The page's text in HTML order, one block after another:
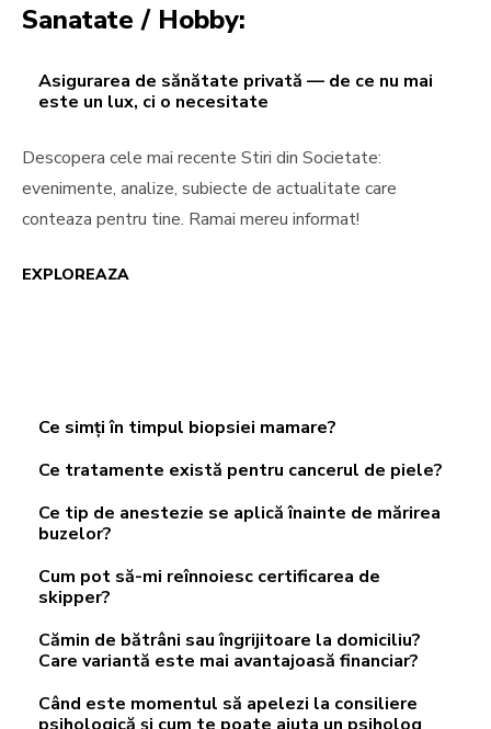
Sanatate / Hobby:
Asigurarea de sănătate privată — de ce nu mai
este un lux, ci o necesitate
Descopera cele mai recente Stiri din Societate:
evenimente, analize, subiecte de actualitate care
conteaza pentru tine. Ramai mereu informat!
EXPLOREAZA
Ce simți în timpul biopsiei mamare?
Ce tratamente există pentru cancerul de piele?
Ce tip de anestezie se aplică înainte de mărirea
buzelor?
Cum pot să-mi reînnoiesc certificarea de
skipper?
Cămin de bătrâni sau îngrijitoare la domiciliu?
Care variantă este mai avantajoasă financiar?
Când este momentul să apelezi la consiliere